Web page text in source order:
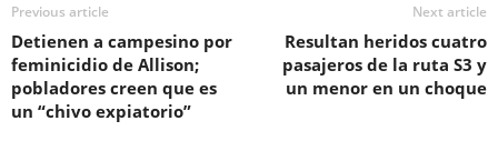
Previous article
Detienen a campesino por
feminicidio de Allison;
pobladores creen que es
un “chivo expiatorio”
Next article
Resultan heridos cuatro
pasajeros de la ruta S3 y
un menor en un choque